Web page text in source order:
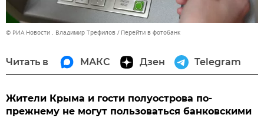
© РИА Новости . Владимир Трефилов Перейти в фотобанк
Читать в МАКС Дзен Telegram
Жители Крыма и гости полуострова по-
прежнему не могут пользоваться банковскими